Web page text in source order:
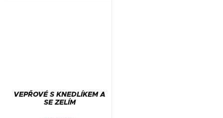
VEPŘOVÉ S KNEDLÍKEM A
SE ZELÍM